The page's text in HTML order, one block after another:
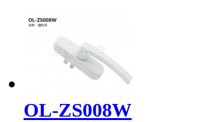
OL-ZS008W